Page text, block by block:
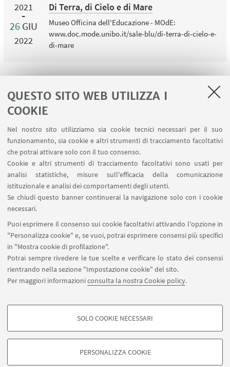
QUESTO SITO WEB UTILIZZA I
COOKIE
Nel nostro sito utilizziamo sia cookie tecnici necessari per il suo
funzionamento, sia cookie e altri strumenti di tracciamento facoltativi
che potrai attivare solo con il tuo consenso.
Cookie e altri strumenti di tracciamento facoltativi sono usati per
analisi statistiche, misure sull'efficacia della comunicazione
istituzionale e analisi dei comportamenti degli utenti.
Se chiudi questo banner continuerai la navigazione solo con i cookie
necessari.
Puoi esprimere il consenso sui cookie facoltativi attivando l'opzione in
"Personalizza cookie" e, se vuoi, potrai esprimere consensi più specifici
in "Mostra cookie di profilazione".
Potrai sempre rivedere le tue scelte e verificare lo stato dei consensi
rientrando nella sezione "Impostazione cookie" del sito.
Per maggiori informazioniconsulta la nostra Cookie policy.
COOKIE DI PROFILAZIONE - FACOLTATIVI
degli utenti, creare profili in base al loro comportamento sul sito, per analisi
SOLO COOKIE NECESSARI
PERSONALIZZA COOKIE
2021
26 GIU
2022
Di Terra, di Cielo e di Mare
Museo Officina dell'Educazione - MOdE:
www.doc.mode.unibo.it/sale-blu/di-terra-di-cielo-e-
di-mare
Area riservata
Contatti
SEGUI IL DIPARTIMENTO SU:
SEGUI UNIBO SU:
APP:
©Copyright 2026 - ALMA MATER STUDIORUM - Università di
Bologna - Via Zamboni, 33 - 40126 Bologna - PI: 01131710376 - CF:
80007010376